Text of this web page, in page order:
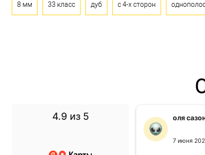
8 мм 33 класс дуб с 4-х сторон
4.9 из 5 оля
7 июня